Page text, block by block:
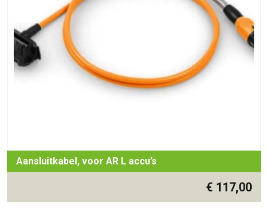
Aansluitkabel, voor AR L accu’s
€ 117,00